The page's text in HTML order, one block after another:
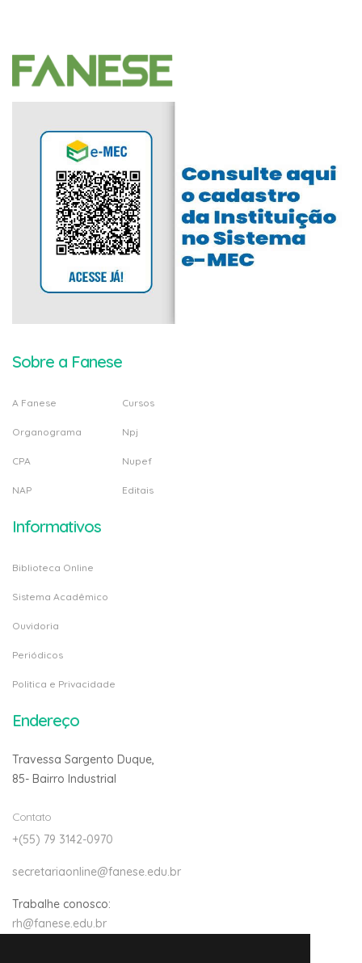
Sobre a Fanese
A Fanese
Organograma
CPA
NAP
Cursos
Npj
Nupef
Editais
Informativos
Biblioteca Online
Sistema Acadêmico
Ouvidoria
Periódicos
Politica e Privacidade
Endereço
Travessa Sargento Duque,
85- Bairro Industrial
Contato
+(55) 79 3142-0970
secretariaonline@fanese.edu.br
Trabalhe conosco:
rh@fanese.edu.br